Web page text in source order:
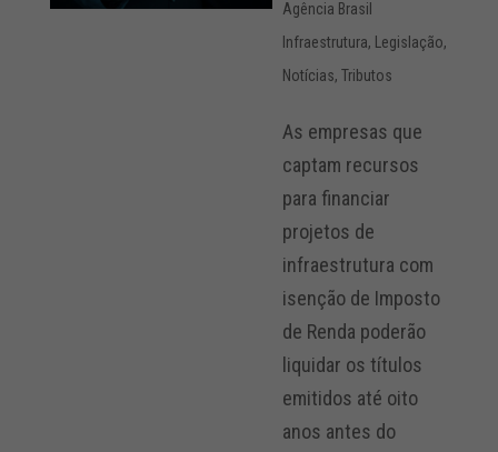
Agência Brasil
Infraestrutura, Legislação,
Notícias, Tributos
As empresas que
captam recursos
para financiar
projetos de
infraestrutura com
isenção de Imposto
de Renda poderão
liquidar os títulos
emitidos até oito
anos antes do